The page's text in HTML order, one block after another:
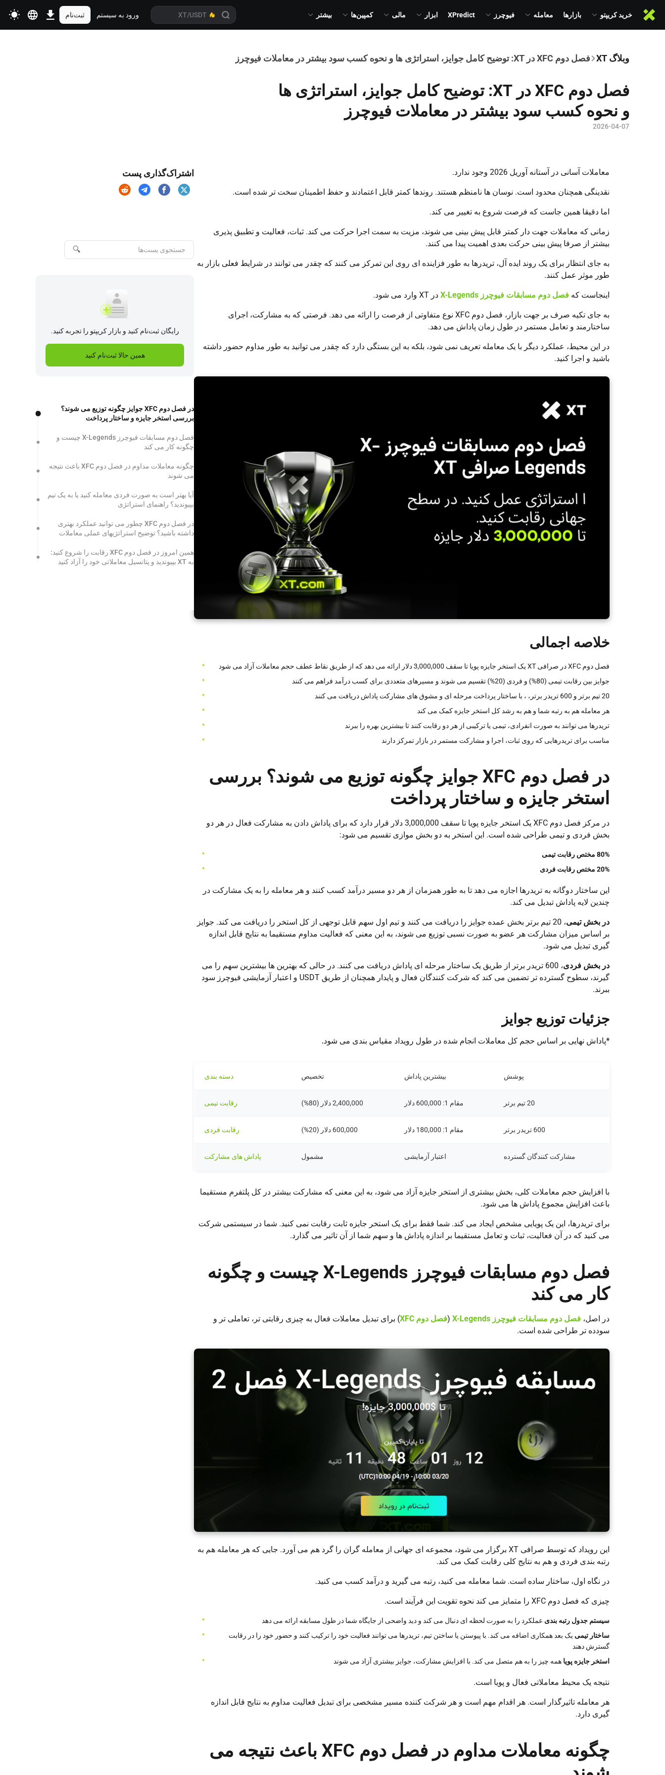
خرید کریپتو بازارها معامله فیوچرز XPredict ابزار مالی کمپین‌ها بیشتر ورود به سیستم ثبت‌نام
وبلاگ XT فصل دوم XFC در XT: توضیح کامل جوایز، استراتژی ها و نحوه کسب سود بیشتر در معاملات فیوچرز
فصل دوم XFC در XT: توضیح کامل جوایز، استراتژی ها
و نحوه کسب سود بیشتر در معاملات فیوچرز
2026-04-07
معاملات آسانی در آستانه آوریل 2026 وجود ندارد.
نقدینگی همچنان محدود است. نوسان ها نامنظم هستند. روندها کمتر قابل اعتمادند و حفظ اطمینان سخت تر شده است.
اما دقیقا همین جاست که فرصت شروع به تغییر می کند.
زمانی که معاملات جهت دار کمتر قابل پیش بینی می شوند، مزیت به سمت اجرا حرکت می کند. ثبات، فعالیت و تطبیق پذیری
بیشتر از صرفا پیش بینی حرکت بعدی اهمیت پیدا می کنند.
به جای انتظار برای یک روند ایده آل، تریدرها به طور فزاینده ای روی این تمرکز می کنند که چقدر می توانند در شرایط فعلی بازار به
طور موثر عمل کنند.
اینجاست که فصل دوم مسابقات فیوچرز X-Legends در XT وارد می شود.
به جای تکیه صرف بر جهت بازار، فصل دوم XFC نوع متفاوتی از فرصت را ارائه می دهد. فرصتی که به مشارکت، اجرای
ساختارمند و تعامل مستمر در طول زمان پاداش می دهد.
در این محیط، عملکرد دیگر با یک معامله تعریف نمی شود، بلکه به این بستگی دارد که چقدر می توانید به طور مداوم حضور داشته
باشید و اجرا کنید.
خلاصه اجمالی
فصل دوم XFC در صرافی XT یک استخر جایزه پویا تا سقف 3,000,000 دلار ارائه می دهد که از طریق نقاط عطف حجم معاملات آزاد می شود
جوایز بین رقابت تیمی (80%) و فردی (20%) تقسیم می شوند و مسیرهای متعددی برای کسب درآمد فراهم می کنند
20 تیم برتر و 600 تریدر برتر، ، با ساختار پرداخت مرحله ای و مشوق های مشارکت پاداش دریافت می کنند
هر معامله هم به رتبه شما و هم به رشد کل استخر جایزه کمک می کند
تریدرها می توانند به صورت انفرادی، تیمی یا ترکیبی از هر دو رقابت کنند تا بیشترین بهره را ببرند
مناسب برای تریدرهایی که روی ثبات، اجرا و مشارکت مستمر در بازار تمرکز دارند
در فصل دوم XFC جوایز چگونه توزیع می شوند؟ بررسی
استخر جایزه و ساختار پرداخت
در مرکز فصل دوم XFC یک استخر جایزه پویا تا سقف 3,000,000 دلار قرار دارد که برای پاداش دادن به مشارکت فعال در هر دو
بخش فردی و تیمی طراحی شده است. این استخر به دو بخش موازی تقسیم می شود:
80% مختص رقابت تیمی
20% مختص رقابت فردی
این ساختار دوگانه به تریدرها اجازه می دهد تا به طور همزمان از هر دو مسیر درآمد کسب کنند و هر معامله را به یک مشارکت در
چندین لایه پاداش تبدیل می کند.
در بخش تیمی
، 20 تیم برتر بخش عمده جوایز را دریافت می کنند و تیم اول سهم قابل توجهی از کل استخر را دریافت می کند. جوایز
بر اساس میزان مشارکت هر عضو به صورت نسبی توزیع می شوند، به این معنی که فعالیت مداوم مستقیما به نتایج قابل اندازه
گیری تبدیل می شود.
در بخش فردی
، 600 تریدر برتر از طریق یک ساختار مرحله ای پاداش دریافت می کنند. در حالی که بهترین ها بیشترین سهم را می
گیرند، سطوح گسترده تر تضمین می کند که شرکت کنندگان فعال و پایدار همچنان از طریق USDT و اعتبار آزمایشی فیوچرز سود
ببرند.
جزئیات توزیع جوایز
*پاداش نهایی بر اساس حجم کل معاملات انجام شده در طول رویداد مقیاس بندی می شود.
پوشش بیشترین پاداش تخصیص دسته بندی
20 تیم برتر مقام 1: 600,000 دلار 2,400,000 دلار (80%) رقابت تیمی
600 تریدر برتر مقام 1: 180,000 دلار 600,000 دلار (20%) رقابت فردی
مشارکت کنندگان گسترده اعتبار آزمایشی مشمول پاداش های مشارکت
با افزایش حجم معاملات کلی، بخش بیشتری از استخر جایزه آزاد می شود، به این معنی که مشارکت بیشتر در کل پلتفرم مستقیما
باعث افزایش مجموع پاداش ها می شود.
برای تریدرها، این یک پویایی مشخص ایجاد می کند. شما فقط برای یک استخر جایزه ثابت رقابت نمی کنید. شما در سیستمی شرکت
می کنید که در آن فعالیت، ثبات و تعامل مستقیما بر اندازه پاداش ها و سهم شما از آن تاثیر می گذارد.
فصل دوم مسابقات فیوچرز X-Legends چیست و چگونه
کار می کند
در اصل، فصل دوم مسابقات فیوچرز X-Legends (فصل دوم XFC
) برای تبدیل معاملات فعال به چیزی رقابتی تر، تعاملی تر و
سودده تر طراحی شده است.
این رویداد که توسط صرافی XT برگزار می شود، مجموعه ای جهانی از معامله گران را گرد هم می آورد. جایی که هر معامله هم به
رتبه بندی فردی و هم به نتایج کلی رقابت کمک می کند.
در نگاه اول، ساختار ساده است. شما معامله می کنید، رتبه می گیرید و درآمد کسب می کنید.
چیزی که فصل دوم XFC را متمایز می کند نحوه تقویت این فرآیند است.
سیستم جدول رتبه بندی عملکرد را به صورت لحظه ای دنبال می کند و دید واضحی از جایگاه شما در طول مسابقه ارائه می دهد
ساختار تیمی یک بعد همکاری اضافه می کند. با پیوستن یا ساختن تیم، تریدرها می توانند فعالیت خود را ترکیب کنند و حضور خود را در رقابت
گسترش دهند
استخر جایزه پویا همه چیز را به هم متصل می کند. با افزایش مشارکت، جوایز بیشتری آزاد می شوند
نتیجه یک محیط معاملاتی فعال و پویا است.
هر معامله تاثیرگذار است. هر اقدام مهم است و هر شرکت کننده مسیر مشخصی برای تبدیل فعالیت مداوم به نتایج قابل اندازه
گیری دارد.
چگونه معاملات مداوم در فصل دوم XFC باعث نتیجه می
اشتراک‌گذاری پست
🔍
رایگان ثبت‌نام کنید و بازار کریپتو را تجربه کنید.
همین حالا ثبت‌نام کنید
در فصل دوم XFC جوایز چگونه توزیع می شوند؟
بررسی استخر جایزه و ساختار پرداخت
فصل دوم مسابقات فیوچرز X-Legends چیست و
چگونه کار می کند
چگونه معاملات مداوم در فصل دوم XFC باعث نتیجه
می شوند
آیا بهتر است به صورت فردی معامله کنید یا به یک تیم
بپیوندید؟ راهنمای استراتژی
در فصل دوم XFC چطور می توانید عملکرد بهتری
داشته باشید؟ توضیح استراتژیهای عملی معاملات
همین امروز در فصل دوم XFC رقابت را شروع کنید:
به XT بپیوندید و پتانسیل معاملاتی خود را آزاد کنید